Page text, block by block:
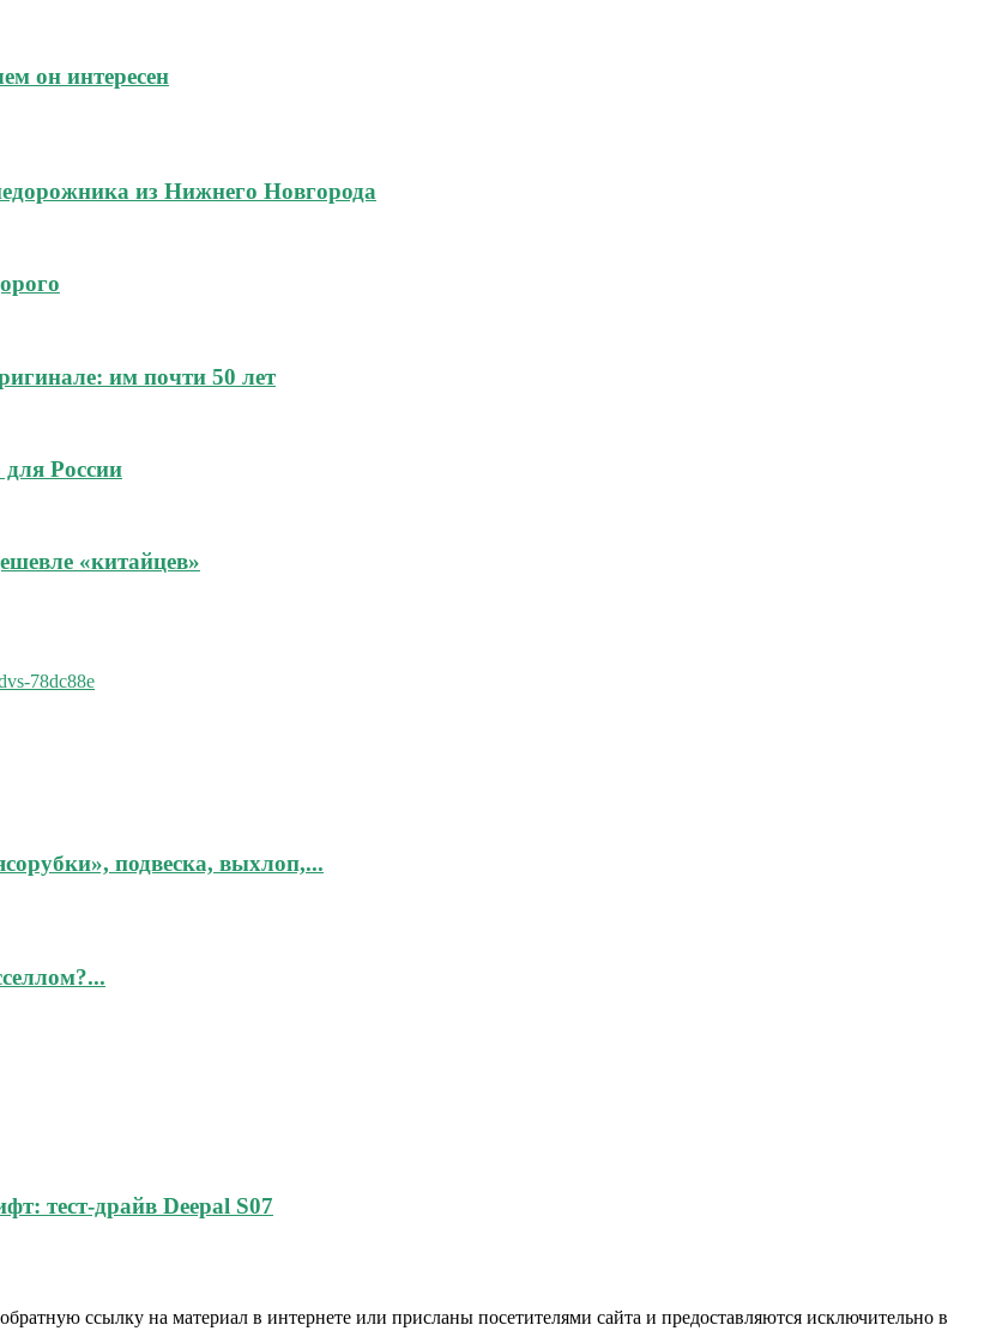
он интересен
из Нижнего Новгорода
им почти 50 лет
России
«китайцев»
подвеска, выхлоп,...
тест-драйв Deepal S07
ссылку на материал в интернете или присланы посетителями сайта и предоставляются исключительно в